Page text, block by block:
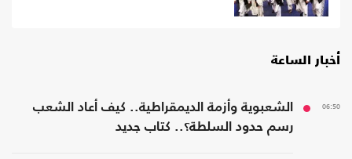
أخبار الساعة
06:50
الشعبوية وأزمة الديمقراطية.. كيف أعاد الشعب
رسم حدود السلطة؟.. كتاب جديد